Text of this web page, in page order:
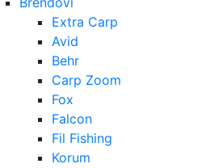
Extra Carp
Avid
Behr
Carp Zoom
Fox
Falcon
Fil Fishing
Korum